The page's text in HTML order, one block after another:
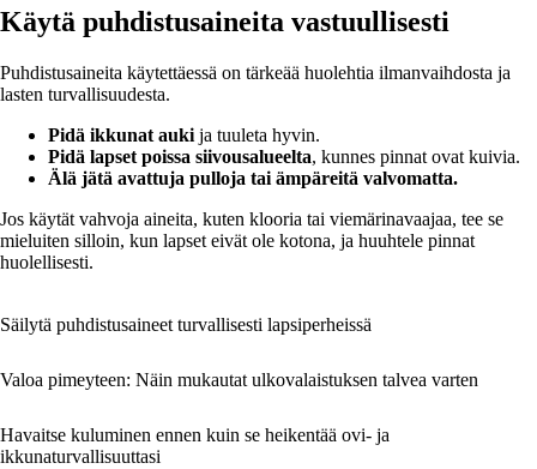
Käytä puhdistusaineita vastuullisesti
Puhdistusaineita käytettäessä on tärkeää huolehtia ilmanvaihdosta ja
lasten turvallisuudesta.
Pidä ikkunat auki ja tuuleta hyvin.
Pidä lapset poissa siivousalueelta, kunnes pinnat ovat kuivia.
Älä jätä avattuja pulloja tai ämpäreitä valvomatta.
Jos käytät vahvoja aineita, kuten klooria tai viemärinavaajaa, tee se
mieluiten silloin, kun lapset eivät ole kotona, ja huuhtele pinnat
huolellisesti.
Säilytä puhdistusaineet turvallisesti lapsiperheissä
Valoa pimeyteen: Näin mukautat ulkovalaistuksen talvea varten
Havaitse kuluminen ennen kuin se heikentää ovi- ja
ikkunaturvallisuuttasi